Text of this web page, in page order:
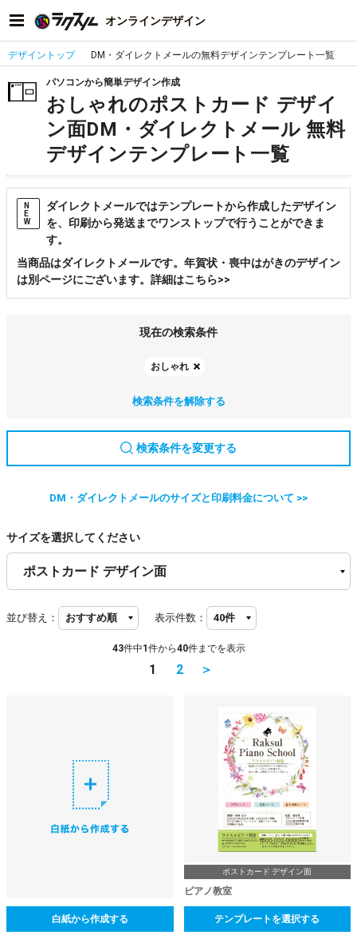
オンラインデザイン
デザイントップ DM・ダイレクトメールの無料デザインテンプレート一覧
パソコンから簡単デザイン作成
おしゃれのポストカード デザイ
ン面DM・ダイレクトメール 無料
デザインテンプレート一覧
N
E
W
ダイレクトメールではテンプレートから作成したデザイン
を、印刷から発送までワンストップで行うことができま
す。
当商品はダイレクトメールです。年賀状・喪中はがきのデザイン
は別ページにございます。詳細はこちら>>
現在の検索条件
おしゃれ
検索条件を解除する
検索条件を変更する
DM・ダイレクトメールのサイズと印刷料金について >>
サイズを選択してください
並び替え： 表示件数：
43件中1 件から40件までを表示
1 2 ＞
白紙から作成する
ポストカード デザイン面
ピアノ教室
テンプレートを選択する